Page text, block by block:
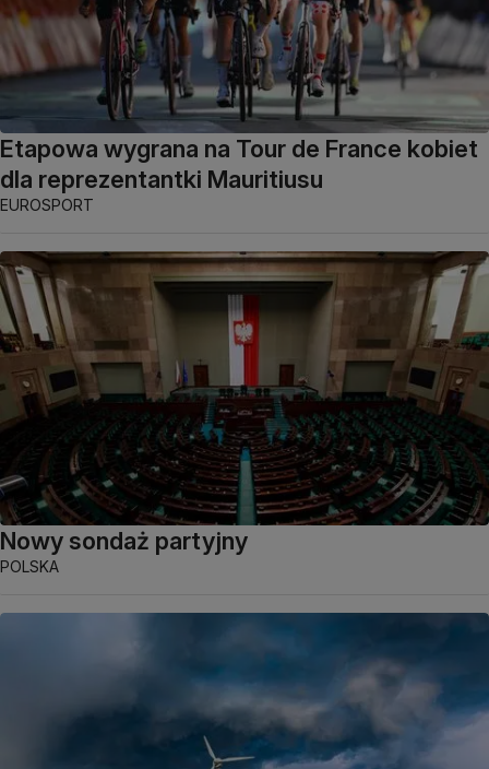
Etapowa wygrana na Tour de France kobiet
dla reprezentantki Mauritiusu
EUROSPORT
Nowy sondaż partyjny
POLSKA